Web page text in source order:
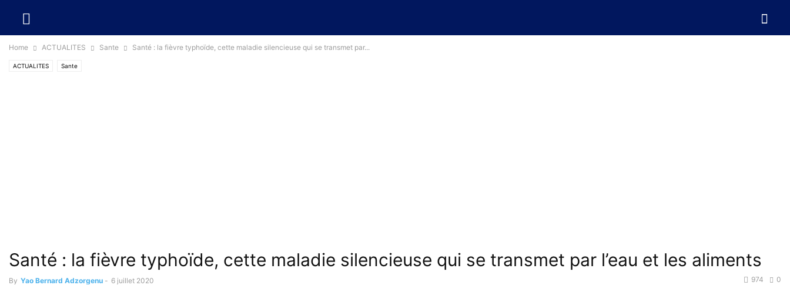
Home ACTUALITES Sante Santé : la fièvre typhoïde, cette maladie silencieuse qui se transmet par...
ACTUALITES Sante
Santé : la fièvre typhoïde, cette maladie silencieuse qui se transmet par l’eau et les aliments
By Yao Bernard Adzorgenu - 6 juillet 2020 0
974